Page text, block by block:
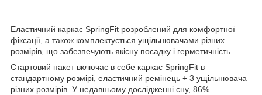
Еластичний каркас SpringFit розроблений для комфортної
фіксації, а також комплектується ущільнювачами різних
розмірів, що забезпечують якісну посадку і герметичність.
Стартовий пакет включає в себе каркас SpringFit в
стандартному розмірі, еластичний ремінець + 3 ущільнювача
різних розмірів. У недавньому дослідженні сну, 86%